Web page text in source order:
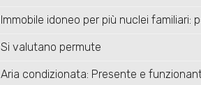
Immobile idoneo per più nuclei familiari:
Si valutano permute
Aria condizionata: Presente e